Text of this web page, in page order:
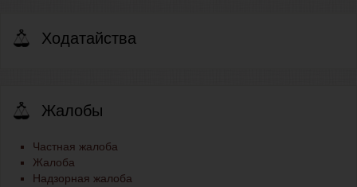
Ходатайства
Жалобы
Частная жалоба
Жалоба
Надзорная жалоба